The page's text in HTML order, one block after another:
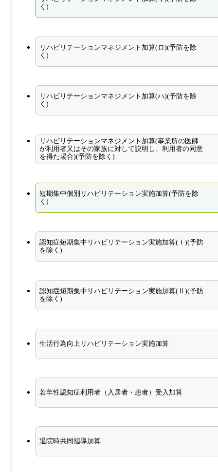
く)
リハビリテーションマネジメント加算(ロ)(予防を除
く)
リハビリテーションマネジメント加算(ハ)(予防を除
く)
リハビリテーションマネジメント加算(事業所の医師
が利用者又はその家族に対して説明し、利用者の同意
を得た場合)(予防を除く)
短期集中個別リハビリテーション実施加算(予防を除
く)
認知症短期集中リハビリテーション実施加算(Ⅰ)(予防
を除く)
認知症短期集中リハビリテーション実施加算(Ⅱ)(予防
を除く)
生活行為向上リハビリテーション実施加算
若年性認知症利用者（入居者・患者）受入加算
退院時共同指導加算